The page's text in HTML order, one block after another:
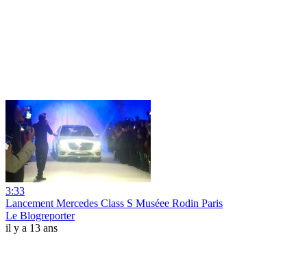
3:33
Lancement Mercedes Class S Muséee Rodin Paris
Le Blogreporter
il y a 13 ans